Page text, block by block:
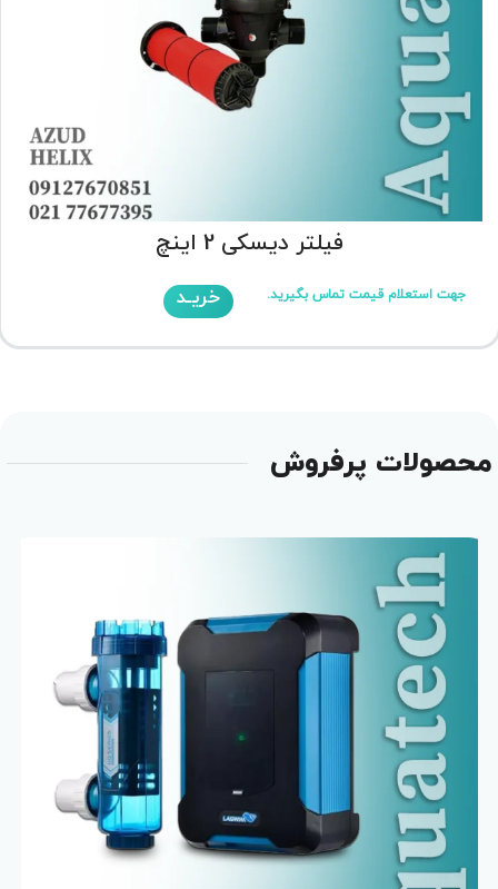
فیلتر دیسکی 2 اینچ
جهت استعلام قیمت تماس بگیرید. خریـد
محصولات پرفروش